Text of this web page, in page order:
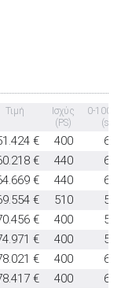
στάνταρντ
προαιρετικό
Τιμή
Ισχύς
(PS)
0-
(sec)
€ 400
6,0
€ 440
6,0
€ 440
6,0
€ 510
5,5
€ 400
5,8
€ 400
5,9
€ 400
6,0
€ 400
6,1